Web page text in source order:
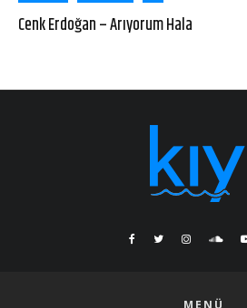
Cenk Erdoğan – Arıyorum Hala
MENÜ